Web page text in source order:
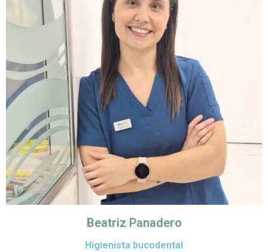
Beatriz Panadero
Higienista bucodental